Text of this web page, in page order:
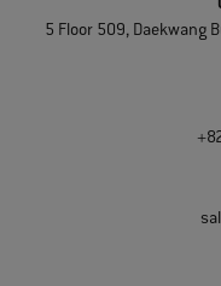
5 Floor 509, Daekwang